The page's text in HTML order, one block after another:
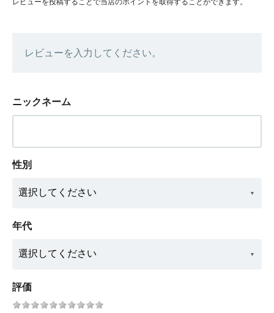
レビューを入力してください。
ニックネーム
性別
年代
評価